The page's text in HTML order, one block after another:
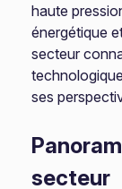
haute
énergétique
secteur
ses
secteur